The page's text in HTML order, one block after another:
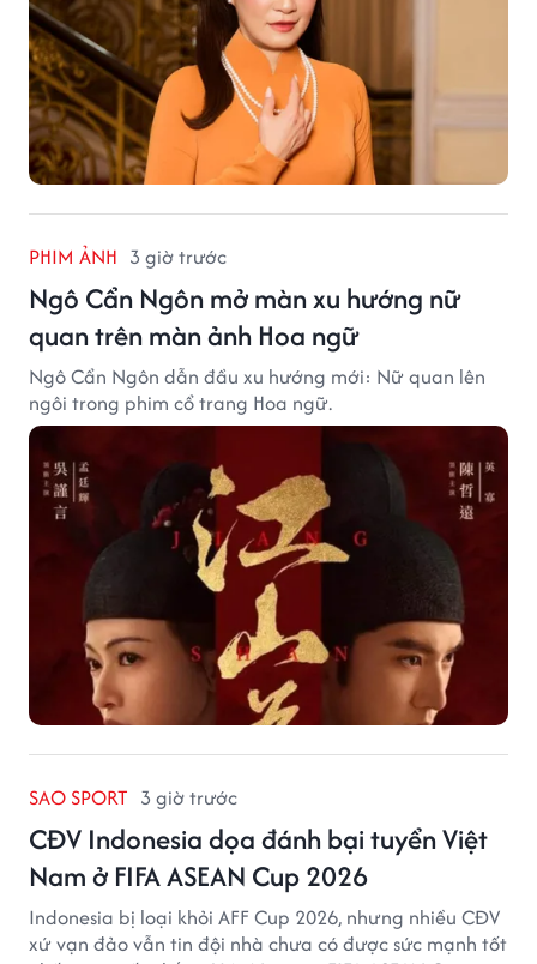
PHIM ẢNH 3 giờ trước
Ngô Cẩn Ngôn mở màn xu hướng nữ
quan trên màn ảnh Hoa ngữ
Ngô Cẩn Ngôn dẫn đầu xu hướng mới: Nữ quan lên
ngôi trong phim cổ trang Hoa ngữ.
SAO SPORT 3 giờ trước
CĐV Indonesia dọa đánh bại tuyển Việt
Nam ở FIFA ASEAN Cup 2026
Indonesia bị loại khỏi AFF Cup 2026, nhưng nhiều CĐV
xứ vạn đảo vẫn tin đội nhà chưa có được sức mạnh tốt